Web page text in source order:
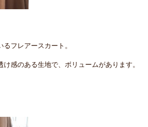
フレアースカート。
け感のある生地で、ボリュームがあります。